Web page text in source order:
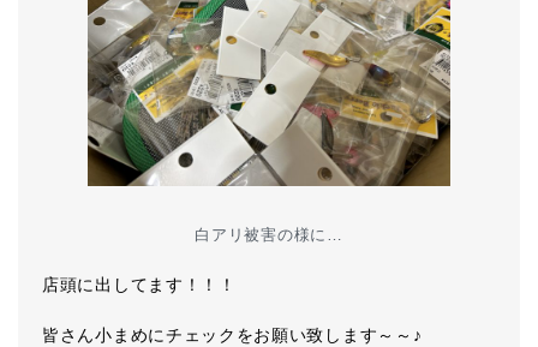
白アリ被害の様に…
店頭に出してます！！！
皆さん小まめにチェックをお願い致します～～♪